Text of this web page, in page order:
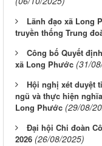
Lãnh đạo xã Long
truyền thống Trung
Công bố Quyết
xã Long Phước (31/
Hội nghị xét duyệt
ngũ và thực hiện
Long Phước (29/08/
Đại hội Chi đoàn
2026 (26/08/2025)